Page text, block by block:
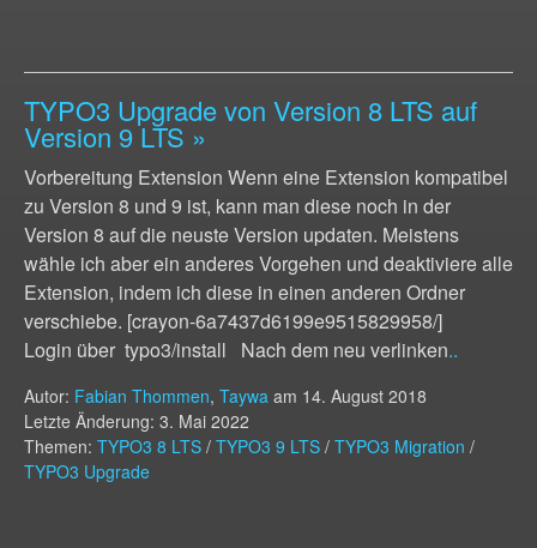
TYPO3 Upgrade von Version 8 LTS auf
Version 9 LTS »
Vorbereitung Extension Wenn eine Extension kompatibel
zu Version 8 und 9 ist, kann man diese noch in der
Version 8 auf die neuste Version updaten. Meistens
wähle ich aber ein anderes Vorgehen und deaktiviere alle
Extension, indem ich diese in einen anderen Ordner
verschiebe. [crayon-6a7437d6199e9515829958/]
Login über typo3/install Nach dem neu verlinken..
Autor: Fabian Thommen, Taywa am 14. August 2018
Letzte Änderung: 3. Mai 2022
Themen: TYPO3 8 LTS / TYPO3 9 LTS / TYPO3 Migration /
TYPO3 Upgrade